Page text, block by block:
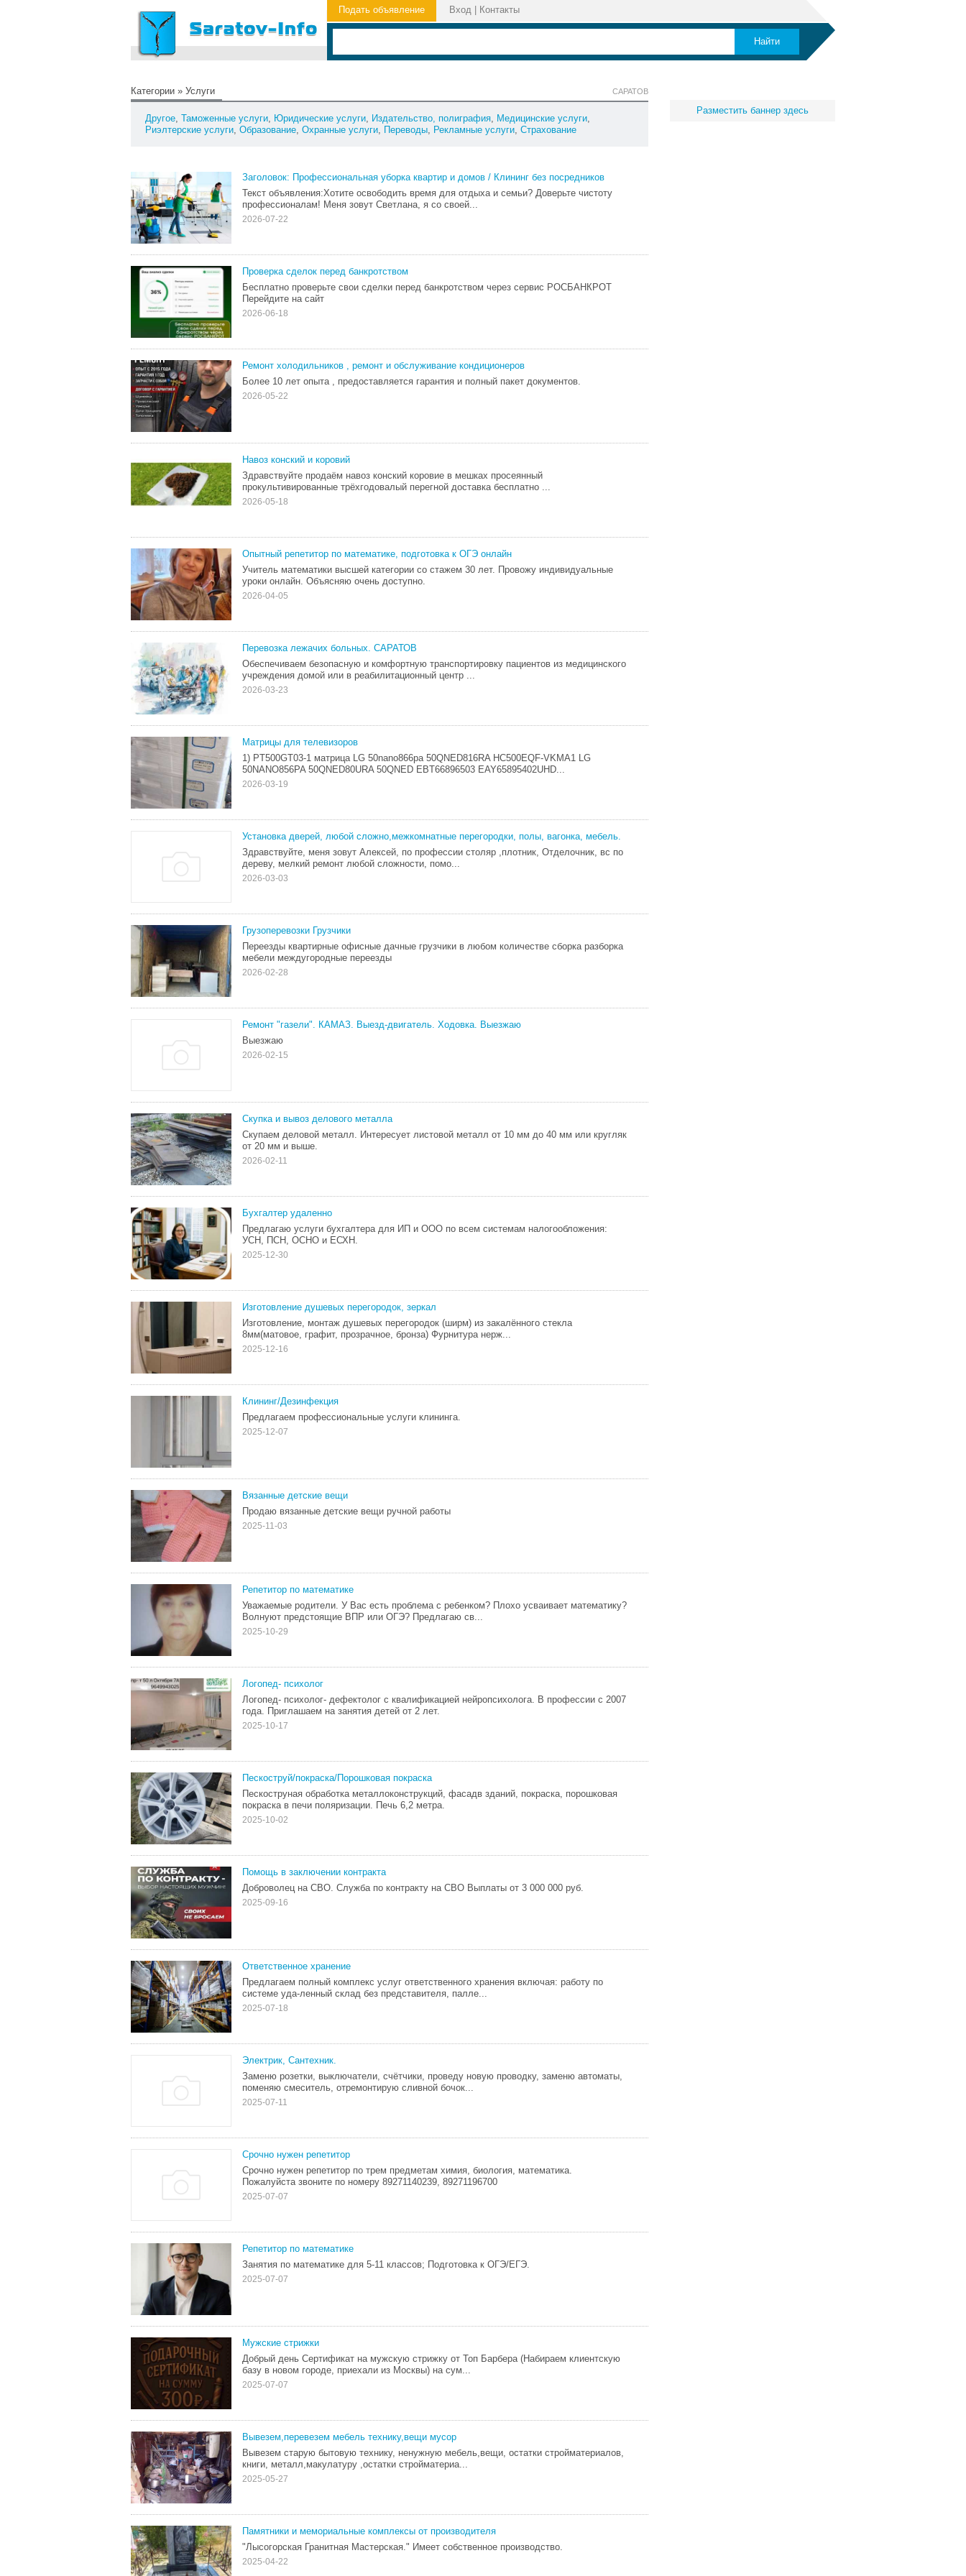
Подать объявление Вход Контакты
Категории » Услуги САРАТОВ
Другое, Таможенные услуги, Юридические услуги, Издательство, полиграфия, Медицинские услуги,
Риэлтерские услуги, Образование, Охранные услуги, Переводы, Рекламные услуги, Страхование
Заголовок: Профессиональная уборка квартир и домов / Клининг без посредников
Текст объявления:Хотите освободить время для отдыха и семьи? Доверьте чистоту
профессионалам! Меня зовут Светлана, я со своей...
2026-07-22
Проверка сделок перед банкротством
Бесплатно проверьте свои сделки перед банкротством через сервис РОСБАНКРОТ
Перейдите на сайт
2026-06-18
Ремонт холодильников , ремонт и обслуживание кондиционеров
Более 10 лет опыта , предоставляется гарантия и полный пакет документов.
2026-05-22
Навоз конский и коровий
Здравствуйте продаём навоз конский коровие в мешках просеянный
прокультивированные трёхгодовалый перегной доставка бесплатно ...
2026-05-18
Опытный репетитор по математике, подготовка к ОГЭ онлайн
Учитель математики высшей категории со стажем 30 лет. Провожу индивидуальные
уроки онлайн. Объясняю очень доступно.
2026-04-05
Перевозка лежачих больных. САРАТОВ
Обеспечиваем безопасную и комфортную транспортировку пациентов из медицинского
учреждения домой или в реабилитационный центр ...
2026-03-23
Матрицы для телевизоров
1) PT500GT03-1 матрица LG 50nano866pa 50QNED816RA HC500EQF-VKMA1 LG
50NANO856PA 50QNED80URA 50QNED EBT66896503 EAY65895402UHD...
2026-03-19
Установка дверей, любой сложно,межкомнатные перегородки, полы, вагонка, мебель.
Здравствуйте, меня зовут Алексей, по профессии столяр ,плотник, Отделочник, вс по
дереву, мелкий ремонт любой сложности, помо...
2026-03-03
Грузоперевозки Грузчики
Переезды квартирные офисные дачные грузчики в любом количестве сборка разборка
мебели междугородные переезды
2026-02-28
Ремонт "газели". КАМАЗ. Выезд-двигатель. Ходовка. Выезжаю
Выезжаю
2026-02-15
Скупка и вывоз делового металла
Скупаем деловой металл. Интересует листовой металл от 10 мм до 40 мм или кругляк
от 20 мм и выше.
2026-02-11
Бухгалтер удаленно
Предлагаю услуги бухгалтера для ИП и ООО по всем системам налогообложения:
УСН, ПСН, ОСНО и ЕСХН.
2025-12-30
Изготовление душевых перегородок, зеркал
Изготовление, монтаж душевых перегородок (ширм) из закалённого стекла
8мм(матовое, графит, прозрачное, бронза) Фурнитура нерж...
2025-12-16
Клининг/Дезинфекция
Предлагаем профессиональные услуги клининга.
2025-12-07
Вязанные детские вещи
Продаю вязанные детские вещи ручной работы
2025-11-03
Репетитор по математике
Уважаемые родители. У Вас есть проблема с ребенком? Плохо усваивает математику?
Волнуют предстоящие ВПР или ОГЭ? Предлагаю св...
2025-10-29
Логопед- психолог
Логопед- психолог- дефектолог с квалификацией нейропсихолога. В профессии с 2007
года. Приглашаем на занятия детей от 2 лет.
2025-10-17
Пескоструй/покраска/Порошковая покраска
Пескоструная обработка металлоконструкций, фасадв зданий, покраска, порошковая
покраска в печи поляризации. Печь 6,2 метра.
2025-10-02
Помощь в заключении контракта
Доброволец на СВО. Служба по контракту на СВО Выплаты от 3 000 000 руб.
2025-09-16
Ответственное хранение
Предлагаем полный комплекс услуг ответственного хранения включая: работу по
системе уда-ленный склад без представителя, палле...
2025-07-18
Электрик, Сантехник.
Заменю розетки, выключатели, счётчики, проведу новую проводку, заменю автоматы,
поменяю смеситель, отремонтирую сливной бочок...
2025-07-11
Срочно нужен репетитор
Срочно нужен репетитор по трем предметам химия, биология, математика.
Пожалуйста звоните по номеру 89271140239, 89271196700
2025-07-07
Репетитор по математике
Занятия по математике для 5-11 классов; Подготовка к ОГЭ/ЕГЭ.
2025-07-07
Мужские стрижки
Добрый день Сертификат на мужскую стрижку от Топ Барбера (Набираем клиентскую
базу в новом городе, приехали из Москвы) на сум...
2025-07-07
Вывезем,перевезем мебель технику,вещи мусор
Вывезем старую бытовую технику, ненужную мебель,вещи, остатки стройматериалов,
книги, металл,макулатуру ,остатки стройматериа...
2025-05-27
Памятники и мемориальные комплексы от производителя
"Лысогорская Гранитная Мастерская." Имеет собственное производство.
2025-04-22
Разместить баннер здесь